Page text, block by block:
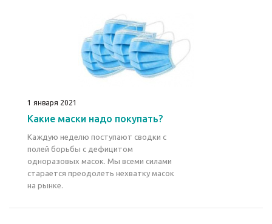
1 января 2021
Какие маски надо покупать?
Каждую неделю поступают сводки с
полей борьбы с дефицитом
одноразовых масок. Мы всеми силами
старается преодолеть нехватку масок
на рынке.